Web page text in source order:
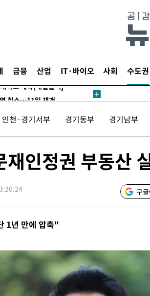
금융 산업 IT·바이오 사회 수도권
미사일…감시·경계태세 강
도미사일 가능성
체 발사"
유의 압수수색에 '충격·당황'
…영등포 순간 '40도'
른 801.67 마감
원 마감
로켓 달 충돌 흔적 포착
승부차기 끝 과달라하라 격파
지나며 폭염 잠시 꺾인다"
호르무즈 통제권' 수용할까
해…안정 전력 위해 불가피"
구협회·축구회관 등 압수수색
인천·경기서부 경기동부 경기남부
인정권 부동산
구
1년 만에 압축"